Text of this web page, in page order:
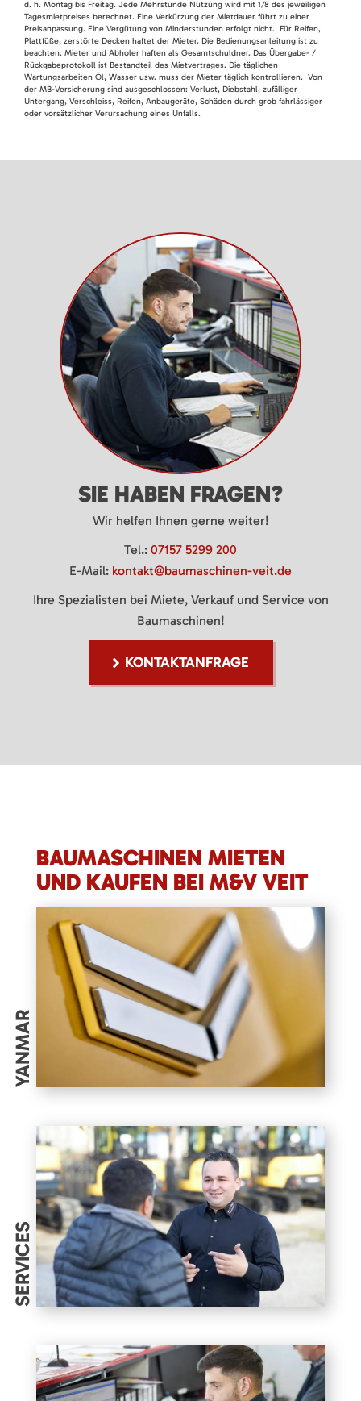
d. h. Montag bis Freitag. Jede Mehrstunde Nutzung wird mit 1/8 des jeweiligen
Tagesmietpreises berechnet. Eine Verkürzung der Mietdauer führt zu einer
Preisanpassung. Eine Vergütung von Minderstunden erfolgt nicht. Für Reifen,
Plattfüße, zerstörte Decken haftet der Mieter. Die Bedienungsanleitung ist zu
beachten. Mieter und Abholer haften als Gesamtschuldner. Das Übergabe- /
Rückgabeprotokoll ist Bestandteil des Mietvertrages. Die täglichen
Wartungsarbeiten Öl, Wasser usw. muss der Mieter täglich kontrollieren. Von
der MB-Versicherung sind ausgeschlossen: Verlust, Diebstahl, zufälliger
Untergang, Verschleiss, Reifen, Anbaugeräte, Schäden durch grob fahrlässiger
oder vorsätzlicher Verursachung eines Unfalls.
SIE HABEN FRAGEN?
Wir helfen Ihnen gerne weiter!
Tel.: 07157 5299 200
E-Mail: kontakt@baumaschinen-veit.de
Ihre Spezialisten bei Miete, Verkauf und Service von
Baumaschinen!
KONTAKTANFRAGE
BAUMASCHINEN MIETEN
UND KAUFEN BEI M&V VEIT
YANMAR
SERVICES